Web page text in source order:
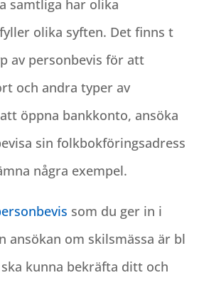
samtliga har olika
olika syften. Det finns t
av personbevis för att
och andra typer av
öppna bankkonto, ansöka
sin folkbokföringsadress
några exempel.
som du ger in i
ansökan om skilsmässa är bl
kunna bekräfta ditt och